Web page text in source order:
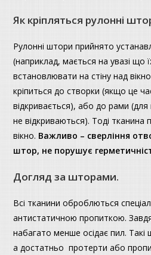
Як кріпляться рулонні
Рулонні штори прийнято
(наприклад, мається на увазі що
встановлювати на стіну над
кріпиться до створки (якщо це
відкривається), або до рами (для
не відкриваються). Тоді тканина
вікно. Важливо – сверління
штор, не порушує
Догляд за шторами.
Всі тканини оброблються
антистатичною пропиткою.
набагато менше осідає пил.
а достатньо протерти або